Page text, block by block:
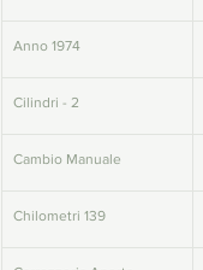
Anno 1974
Cilindri - 2
Cambio Manuale
Chilometri 139